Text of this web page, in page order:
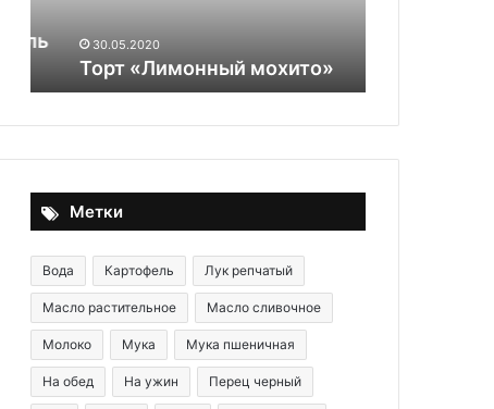
30.05.2020
Торт «Лимонный мохито»
кофеманов
Метки
Вода Картофель Лук репчатый
Масло растительное Масло сливочное
Молоко Мука Мука пшеничная
На обед На ужин Перец черный